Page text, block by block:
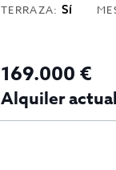
TERRAZA: Sí
169.000 €
Alquiler